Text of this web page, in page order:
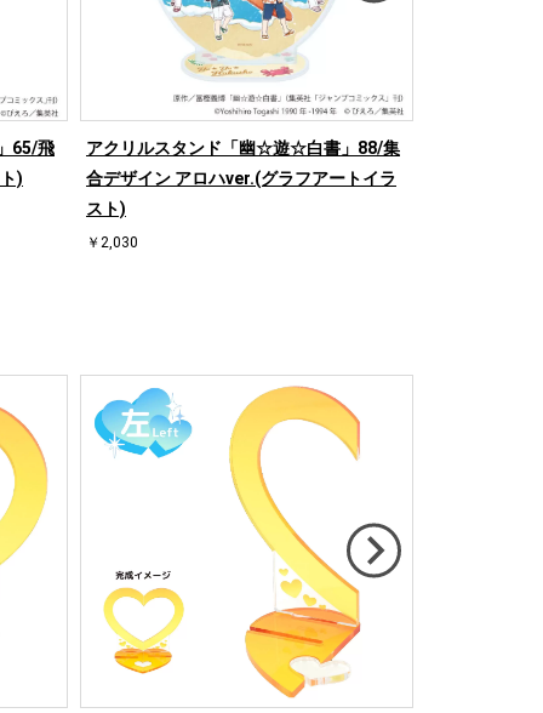
65/飛
)
アクリルスタンド「幽☆遊☆白書」88/集
合デザイン アロハver.(グラフアートイラ
スト)
￥2,030